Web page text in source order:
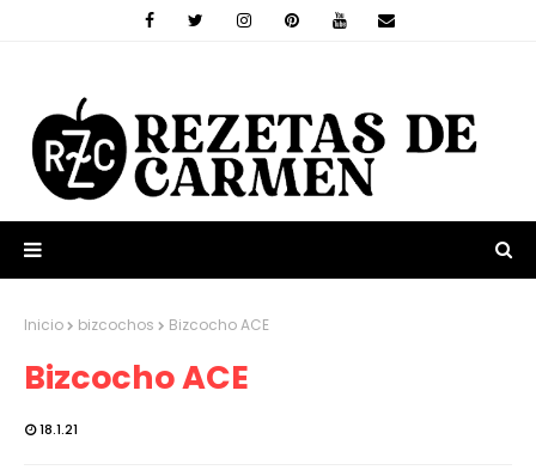
Inicio bizcochos Bizcocho ACE
Bizcocho ACE
18.1.21